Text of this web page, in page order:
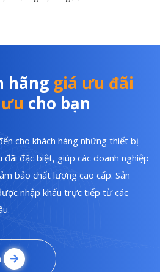
hãng giá ưu đãi
cho bạn
cho khách hàng những thiết bị
đặc biệt, giúp các doanh nghiệp
bảo chất lượng cao cấp. Sản
nhập khẩu trực tiếp từ các